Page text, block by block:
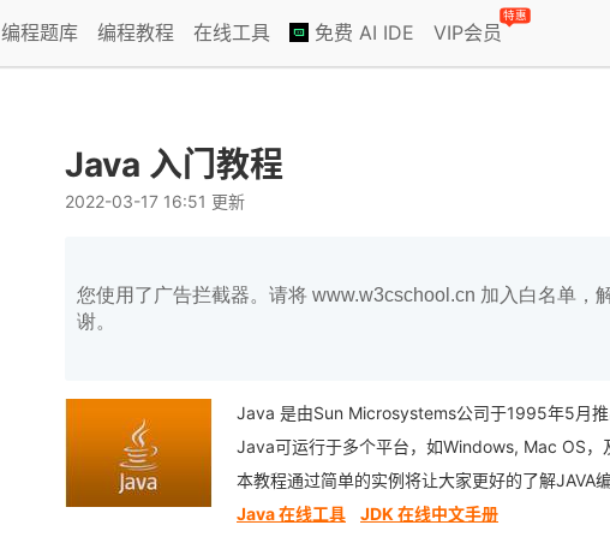
编程题库 编程教程 在线工具 免费 AI IDE VIP会员
特惠
Java 入门教程
2022-03-17 16:51 更新
您使用了广告拦截器。请将 www.w3cschool.cn 加入白名单，
谢。
Java 是由Sun Microsystems公司于1995年5月推
Java可运行于多个平台，如Windows, Mac OS，
本教程通过简单的实例将让大家更好的了解JAVA编
Java 在线工具
JDK 在线中文手册